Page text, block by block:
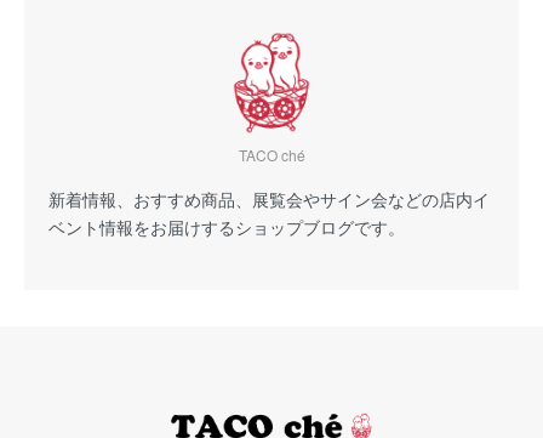
TACO ché
新着情報、おすすめ商品、展覧会やサイン会などの店内イ
ベント情報をお届けするショップブログです。